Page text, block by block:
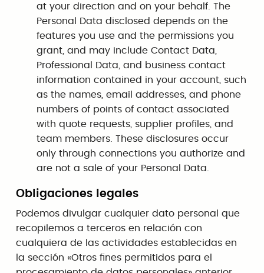
at your direction and on your behalf. The
Personal Data disclosed depends on the
features you use and the permissions you
grant, and may include Contact Data,
Professional Data, and business contact
information contained in your account, such
as the names, email addresses, and phone
numbers of points of contact associated
with quote requests, supplier profiles, and
team members. These disclosures occur
only through connections you authorize and
are not a sale of your Personal Data.
Obligaciones legales
Podemos divulgar cualquier dato personal que
recopilemos a terceros en relación con
cualquiera de las actividades establecidas en
la sección «Otros fines permitidos para el